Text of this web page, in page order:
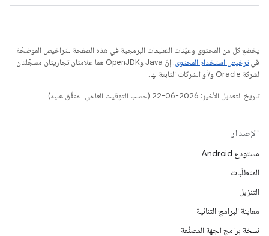
يخضع كل من المحتوى وعيّنات التعليمات البرمجية في هذه الصفحة للتراخيص الموضحّة
فيترخيص استخدام المحتوى
. إنّ Java وOpenJDK هما علامتان تجاريتان مسجَّلتان
لشركة Oracle و/أو الشركات التابعة لها.
تاريخ التعديل الأخير: 2026-06-22 (حسب التوقيت العالمي المتفَّق عليه)
الإصدار
مستودع Android
المتطلّبات
التنزيل
معاينة البرامج الثنائية
نسخة برامج الجهة المصنِّعة